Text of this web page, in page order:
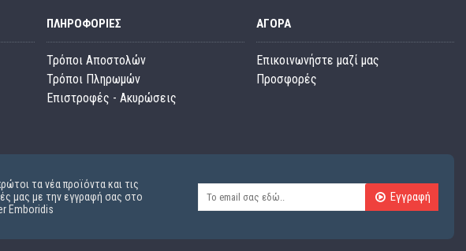
ΠΛΗΡΟΦΟΡΊΕΣ
Τρόποι Αποστολών
Τρόποι Πληρωμών
Επιστροφές - Ακυρώσεις
ΑΓΟΡΆ
Επικοινωνήστε μαζί μας
Προσφορές
τα νέα προϊόντα και τις
μας με την εγγραφή σας στο
Emboridis
Εγγραφή